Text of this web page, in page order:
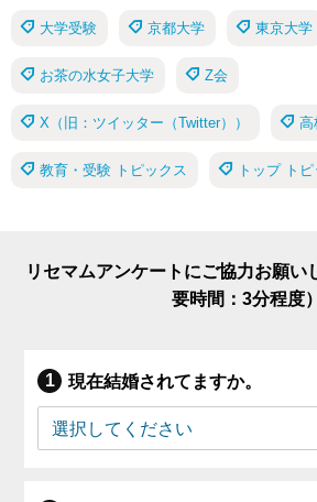
大学受験 京都大学 東京大学
お茶の水女子大学 Z会
X（旧：ツイッター（Twitter）） 高
教育・受験 トピックス トップ ト
リセマムアンケートにご協力お願い
要時間：3分程度）
現在結婚されてますか。